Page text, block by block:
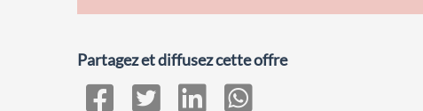
Partagez et diffusez cette offre